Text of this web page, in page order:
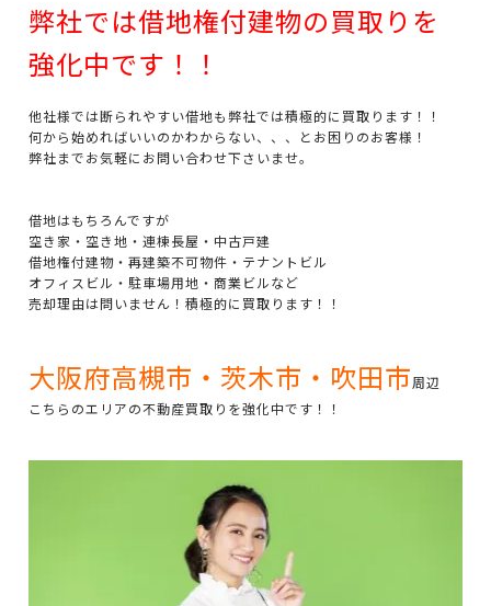
弊社では借地権付建物の買取りを
強化中です！！
他社様では断られやすい借地も弊社では積極的に買取ります！！
何から始めればいいのかわからない、、、とお困りのお客様！
弊社までお気軽にお問い合わせ下さいませ。
借地はもちろんですが
空き家・空き地・連棟長屋・中古戸建
借地権付建物・再建築不可物件・テナントビル
オフィスビル・駐車場用地・商業ビルなど
売却理由は問いません！積極的に買取ります！！
大阪府高槻市・茨木市・吹田市周辺
こちらのエリアの不動産買取りを強化中です！！